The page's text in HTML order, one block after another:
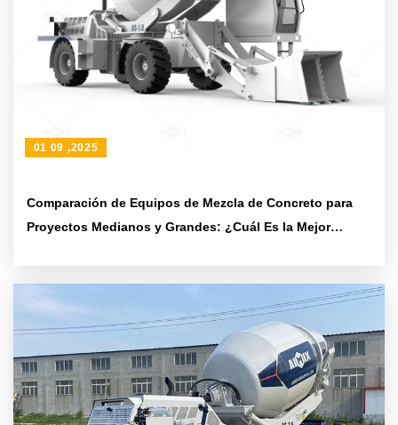
Comparación de Equipos de Mezcla de Concreto para
Proyectos Medianos y Grandes: ¿Cuál Es la Mejor
01 09 ,2025